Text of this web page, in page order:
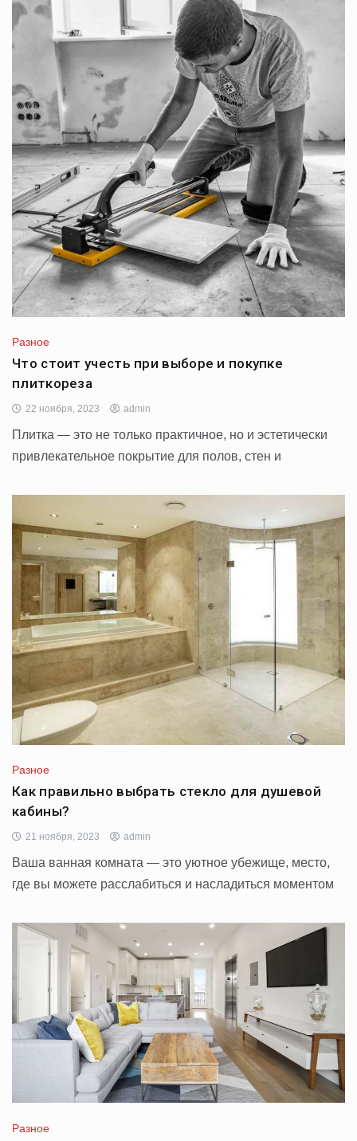
Разное
Что стоит учесть при выборе и покупке
плиткореза
22 ноября, 2023 admin
Плитка — это не только практичное, но и эстетически
привлекательное покрытие для полов, стен и
Разное
Как правильно выбрать стекло для душевой
кабины?
21 ноября, 2023 admin
Ваша ванная комната — это уютное убежище, место,
где вы можете расслабиться и насладиться моментом
Разное